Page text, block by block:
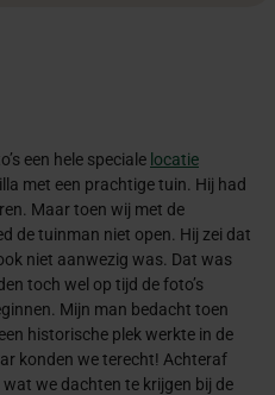
een hele speciale locatie
met een prachtige tuin. Hij had
Maar toen wij met de
de tuinman niet open. Hij zei dat
niet aanwezig was. Dat was
toch wel op tijd de foto’s
Mijn man bedacht toen
historische plek werkte in de
konden we terecht! Achteraf
we dachten te krijgen bij de